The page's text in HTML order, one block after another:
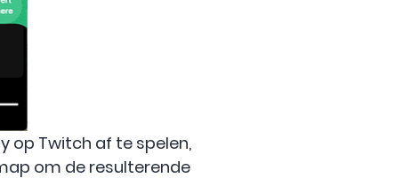
op Twitch af te spelen,
om de resulterende